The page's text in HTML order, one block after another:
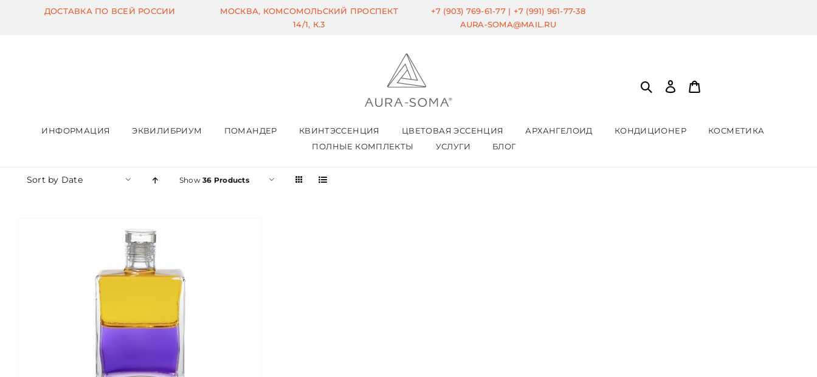
ДОСТАВКА ПО ВСЕЙ РОССИИ
МОСКВА, КОМСОМОЛЬСКИЙ ПРОСПЕКТ
14/1, К.3
+7 (903) 769-61-77 | +7 (991) 961-77-38
AURA-SOMA@MAIL.RU
ИНФОРМАЦИЯ ЭКВИЛИБРИУМ ПОМАНДЕР КВИНТЭССЕНЦИЯ ЦВЕТОВАЯ ЭССЕНЦИЯ АРХАНГЕЛОИД КОНДИЦИОНЕР
КОСМЕТИКА
ПОЛНЫЕ КОМПЛЕКТЫ
УСЛУГИ БЛОГ
Sort by Date Show36 Products